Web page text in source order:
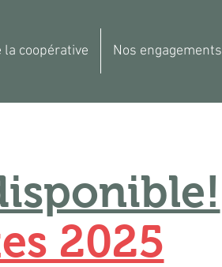
la coopérative Nos engagements
2025